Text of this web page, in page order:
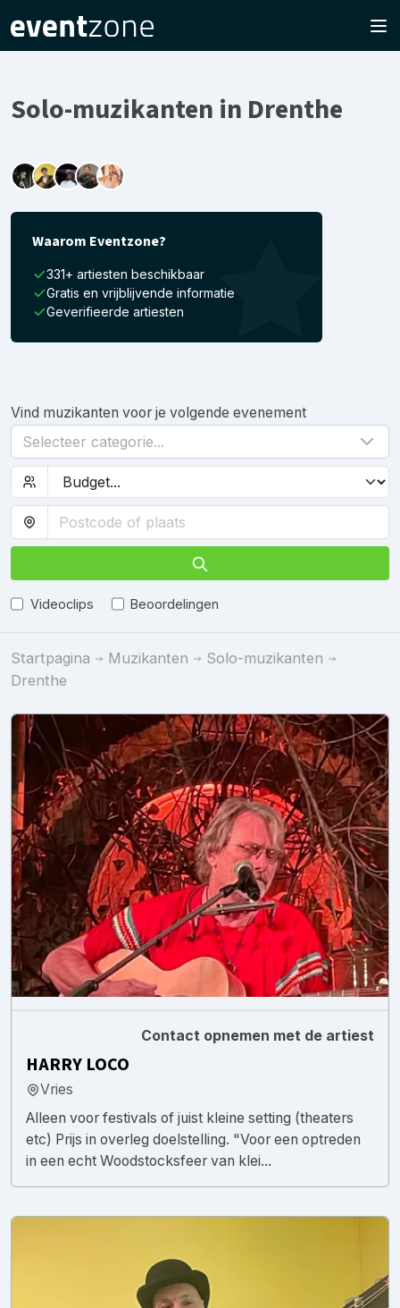
Solo-muzikanten in Drenthe
Waarom Eventzone?
331+ artiesten beschikbaar
Gratis en vrijblijvende informatie
Geverifieerde artiesten
Vind muzikanten voor je volgende evenement
Selecteer categorie...
Videoclips Beoordelingen
Startpagina Muzikanten
Solo-muzikanten
Drenthe
Contact opnemen met de artiest
HARRY LOCO
Vries
Alleen voor festivals of juist kleine setting (theaters
etc) Prijs in overleg doelstelling. "Voor een optreden
in een echt Woodstocksfeer van klei...